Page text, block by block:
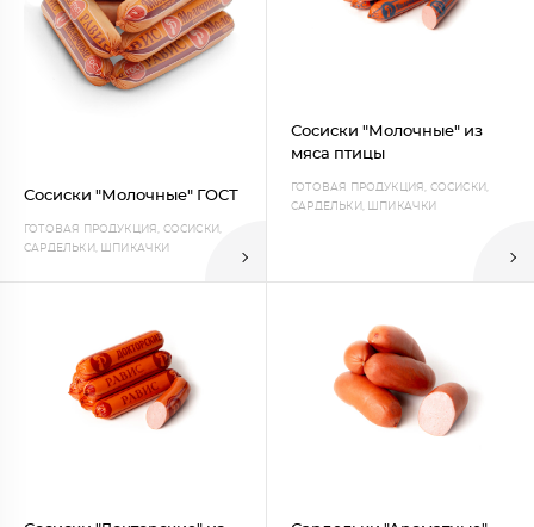
Сосиски "Молочные" ГОСТ
ГОТОВАЯ ПРОДУКЦИЯ, СОСИСКИ,
САРДЕЛЬКИ, ШПИКАЧКИ
Сосиски "Молочные" из
мяса птицы
ГОТОВАЯ ПРОДУКЦИЯ, СОСИСКИ,
САРДЕЛЬКИ, ШПИКАЧКИ